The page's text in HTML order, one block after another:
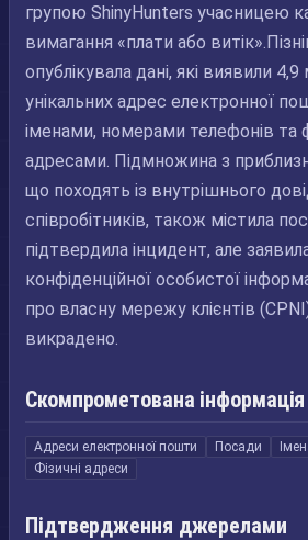
групою ShinyHunters учасницею
вимагання «плати або
опублікувала дані, які виявили 4,9
унікальних адрес електронної
іменами, номерами телефонів та
адресами. Підмножина з
що походять із внутрішнього
співробітників, також містила
підтвердила інцидент, але
конфіденційної особистої
про власну мережу клієнтів
викрадено.
Скомпрометована інформація
Адреси електронної пошти Посади
Фізичні адреси
Підтвердження джерелами